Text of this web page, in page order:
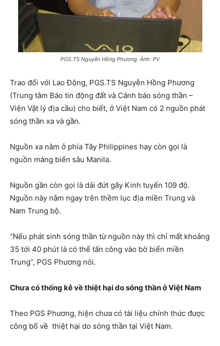
PGS.TS Nguyễn Hồng Phương. Ảnh: PV
Trao đổi với Lao Động, PGS.TS Nguyễn Hồng Phương
(Trung tâm Báo tin động đất và Cảnh báo sóng thần –
Viện Vật lý địa cầu) cho biết, ở Việt Nam có 2 nguồn phát
sóng thần xa và gần.
Nguồn xa nằm ở phía Tây Philippines hay còn gọi là
nguồn máng biển sâu Manila.
Nguồn gần còn gọi là dải đứt gãy Kinh tuyến 109 độ.
Nguồn này nằm ngay trên thềm lục địa miền Trung và
Nam Trung bộ.
“Nếu phát sinh sóng thần từ nguồn này thì chỉ mất khoảng
35 tới 40 phút là có thể tấn công vào bờ biển miền
Trung”, PGS Phương nói.
Chưa có thống kê về thiệt hại do sóng thần ở Việt Nam
Theo PGS Phương, hiện chưa có tài liệu chính thức được
công bố về thiệt hại do sóng thần tại Việt Nam.